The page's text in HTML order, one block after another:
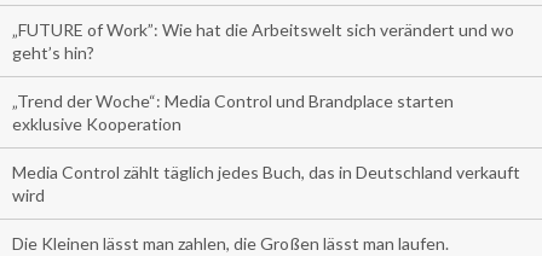
„FUTURE of Work”: Wie hat die Arbeitswelt sich verändert und wo
geht’s hin?
„Trend der Woche“: Media Control und Brandplace starten
exklusive Kooperation
Media Control zählt täglich jedes Buch, das in Deutschland verkauft
wird
Die Kleinen lässt man zahlen, die Großen lässt man laufen.